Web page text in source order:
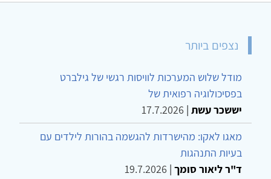
נצפים ביותר
מודל שלוש המערכות לוויסות רגשי של גילברט
בפסיכולוגיה רפואית של
יששכר עשת |
17.7.2026
מאגו לאקו: מהישרדות להגשמה בהורות לילדים עם
בעיות התנהגות
ד"ר ליאור סומך |
19.7.2026